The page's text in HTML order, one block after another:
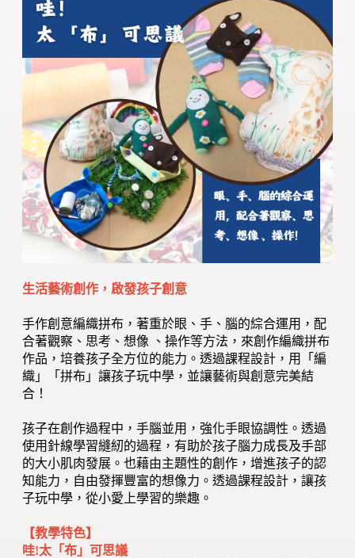
生活藝術創作，啟發孩子創意
手作創意編織拼布，著重於眼、手、腦的綜合運用，配
合著觀察、思考、想像 、操作等方法，來創作編織拼布
作品，培養孩子全方位的能力。透過課程設計，用「編
織」「拼布」讓孩子玩中學，並讓藝術與創意完美結
合！
孩子在創作過程中，手腦並用，強化手眼協調性。透過
使用針線學習縫紉的過程，有助於孩子腦力成長及手部
的大小肌肉發展。也藉由主題性的創作，增進孩子的認
知能力，自由發揮豐富的想像力。透過課程設計，讓孩
子玩中學，從小愛上學習的樂趣。
【教學特色】
哇!太「布」可思議